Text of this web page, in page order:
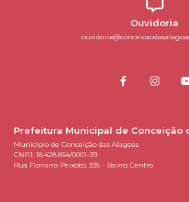
Ouvidoria
Prefeitura Municipal de Conceição
Município de Conceição das Alagoas
CNPJ: 18.428.854/0001-39
Rua Floriano Peixoto, 395 - Bairro Centro